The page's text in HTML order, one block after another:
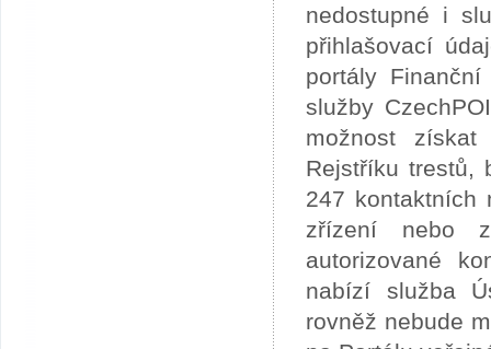
nedostupné i
přihlašovací
portály
služby
možnost
Rejstříku trestů,
247 kontaktních
zřízení nebo
autorizované
nabízí služba
rovněž nebude